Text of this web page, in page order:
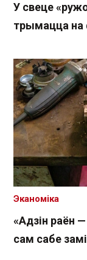
У свеце
трымацца на
«Адзін раён
сам сабе
Эканоміка